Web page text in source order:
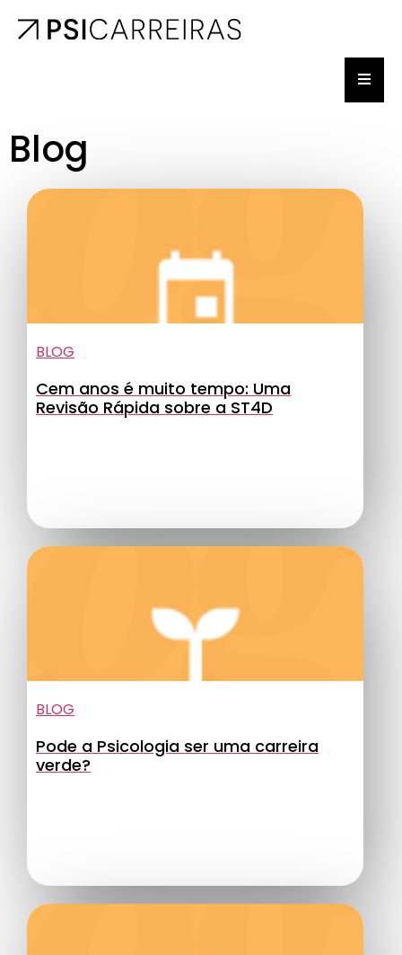
Blog
BLOG
Cem anos é muito tempo: Uma
Revisão Rápida sobre a ST4D
BLOG
Pode a Psicologia ser uma carreira
verde?